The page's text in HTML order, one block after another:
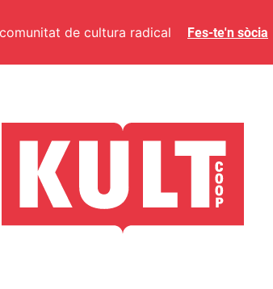
comunitat de cultura radical Fes-te'n sòcia